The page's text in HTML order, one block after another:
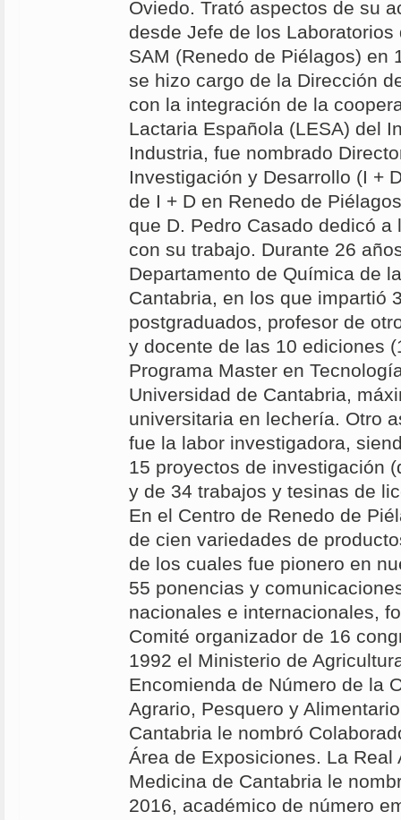
Oviedo. Trató aspectos de su
desde Jefe de los
SAM (Renedo de Piélagos) en
se hizo cargo de la Dirección
con la integración de la
Lactaria Española (LESA) del
Industria, fue nombrado
Investigación y Desarrollo (I +
de I + D en Renedo de
que D. Pedro Casado dedicó
con su trabajo. Durante 26
Departamento de Química de
Cantabria, en los que impartió
postgraduados, profesor de
y docente de las 10 ediciones
Programa Master en
Universidad de Cantabria,
universitaria en lechería. Otro
fue la labor investigadora,
15 proyectos de investigación
y de 34 trabajos y tesinas de
En el Centro de Renedo de
de cien variedades de
de los cuales fue pionero en
55 ponencias y
nacionales e internacionales,
Comité organizador de 16
1992 el Ministerio de
Encomienda de Número de la
Agrario, Pesquero y
Cantabria le nombró
Área de Exposiciones. La Real
Medicina de Cantabria le
2016, académico de número